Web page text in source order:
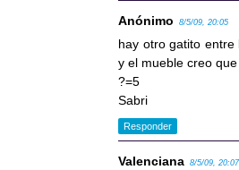
Anónimo 8/5/09, 20:05
hay otro gatito entre
y el mueble creo
?=5
Sabri
Responder
Valenciana 8/5/09, 20:07